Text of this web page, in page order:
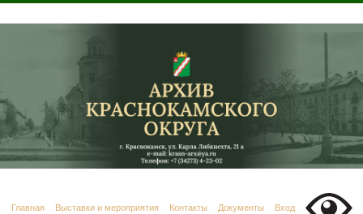
Главная Выставки и мероприятия Контакты Документы Вход